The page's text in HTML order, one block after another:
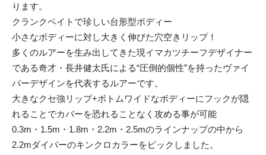
ります。
クランクベイトで珍しい台形型ボディー
小さなボディーに対し大きく伸びた穴空きリップ！
多くのルアーを生み出してきた現イマカツチーフデザイナー
である奇才・長井健太氏による“圧倒的個性”を持ったヴァイ
パーデザインを代表するルアーです。
大きなクセ強リップ+ボトムワイドなボディーにフックが隠
れることでカバーを恐れることなく攻める事が可能
0.3m・1.5m・1.8m・2.2m・2.5mのラインナップの中から
2.2mダイバーのキンクロカラーをピックしました。